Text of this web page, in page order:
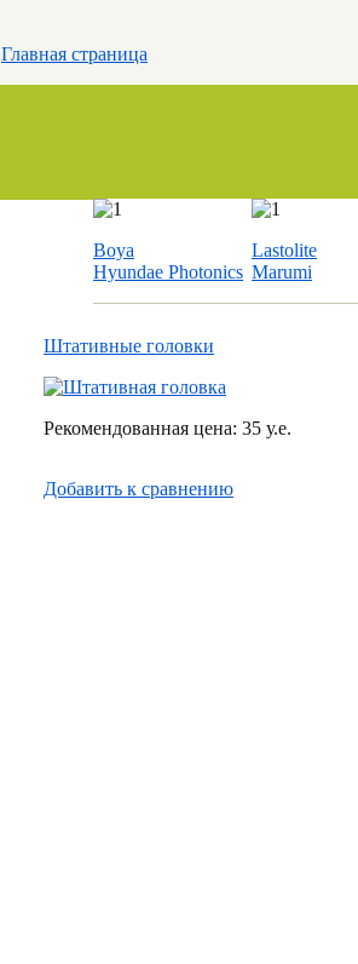
Главная страница
Boya
Hyundae Photonics
Lastolite
Marumi
Штативные головки
Рекомендованная цена: 35 у.е.
Добавить к cравнению